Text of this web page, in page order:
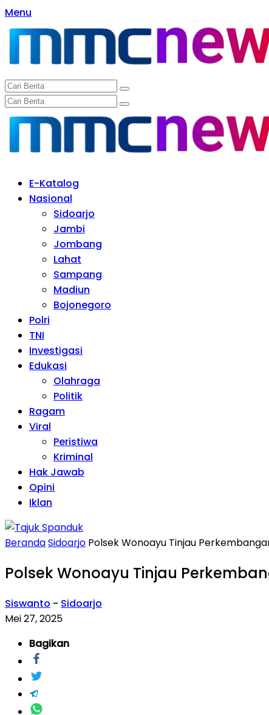
Langsung
ke
konten
Menu
E-Katalog
Nasional
Sidoarjo
Jambi
Jombang
Lahat
Sampang
Madiun
Bojonegoro
Polri
TNI
Investigasi
Edukasi
Olahraga
Politik
Ragam
Viral
Peristiwa
Kriminal
Hak Jawab
Opini
Iklan
BerandaSidoarjo Polsek Wonoayu Tinjau
Polsek Wonoayu Tinjau
Siswanto - Sidoarjo
Mei 27, 2025
Bagikan